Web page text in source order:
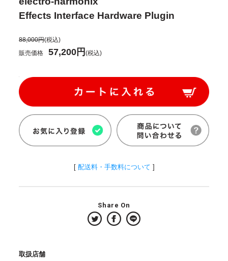
Effects Interface Hardware Plugin
88,000円(税込)
販売価格
57,200円(税込)
[ 配送料・手数料について ]
Share On
取扱店舗